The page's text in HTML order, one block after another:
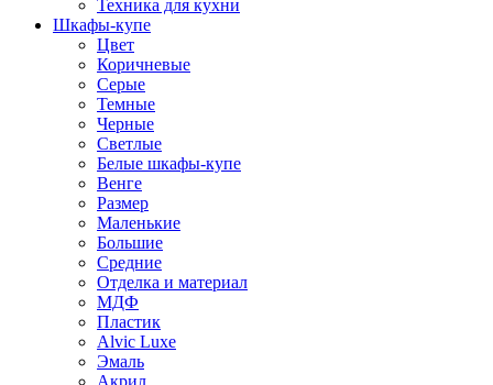
Техника для кухни
Шкафы-купе
Цвет
Коричневые
Серые
Темные
Черные
Светлые
Белые шкафы-купе
Венге
Размер
Маленькие
Большие
Средние
Отделка и материал
МДФ
Пластик
Alvic Luxe
Эмаль
Акрил